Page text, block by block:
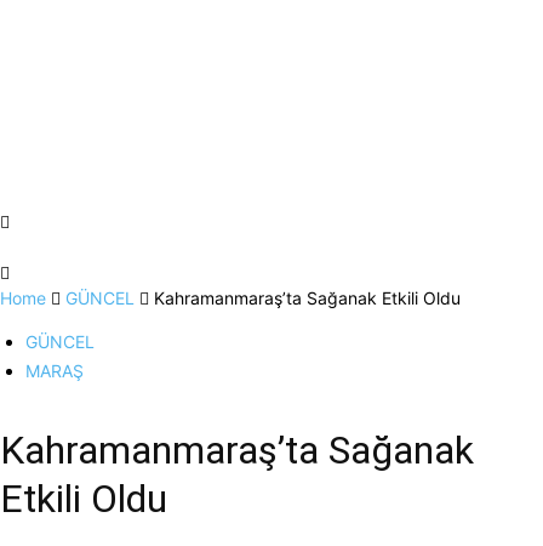
Home GÜNCEL Kahramanmaraş’ta Sağanak Etkili Oldu
GÜNCEL
MARAŞ
Kahramanmaraş’ta Sağanak
Etkili Oldu